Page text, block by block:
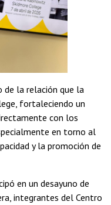
la relación que la
fortaleciendo un
con los
en torno al
y la promoción de
en un desayuno de
integrantes del Centro